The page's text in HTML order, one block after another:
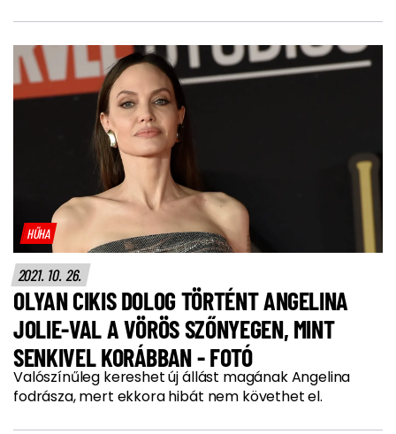
HŰHA
2021. 10. 26.
OLYAN CIKIS DOLOG TÖRTÉNT ANGELINA
JOLIE-VAL A VÖRÖS SZŐNYEGEN, MINT
SENKIVEL KORÁBBAN - FOTÓ
Valószínűleg kereshet új állást magának Angelina
fodrásza, mert ekkora hibát nem követhet el.